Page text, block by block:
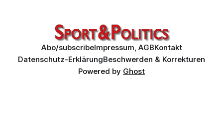
Abo/subscribeImpressum, AGBKontakt
Datenschutz-ErklärungBeschwerden & Korrekturen
Powered by Ghost